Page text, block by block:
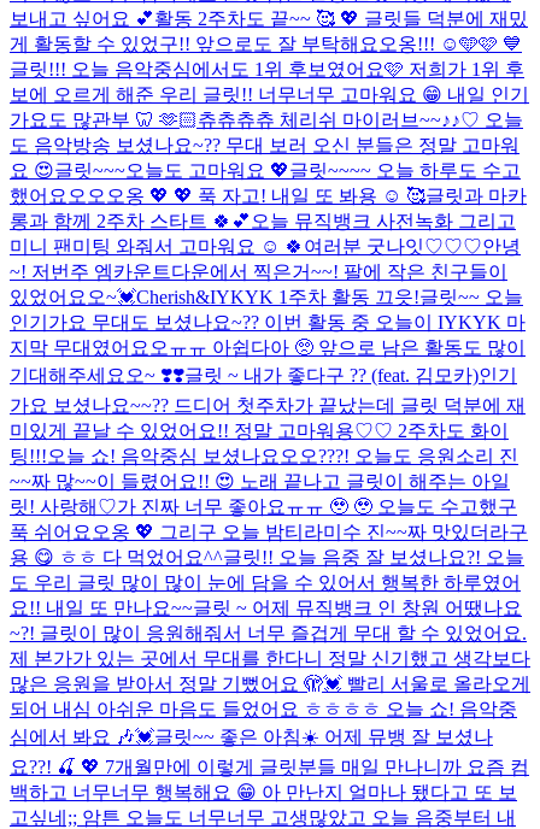
보내고 싶어요 💕활동 2주차도 끝~~ 🥰 💖 글릿들 덕분에 재밌
게 활동할 수 있었구!! 앞으로도 잘 부탁해요오옹!!! ☺️🩵🩷 💙
글릿!!! 오늘 음악중심에서도 1위 후보였어요🩷 저희가 1위 후
보에 오르게 해준 우리 글릿!! 너무너무 고마워요 😁 내일 인기
가요도 많관부 🦷 🫶🏻츄츄츄츄 체리쉬 마이러브~~♪♪♡ 오늘
도 음악방송 보셨나요~?? 무대 보러 오신 분들은 정말 고마워
요 😍글릿~~~오늘도 고마워요 💖글릿~~~~ 오늘 하루도 수고
했어요오오오옹 💖 💖 푹 자고! 내일 또 봐용 ☺️ 🥰글릿과 마카
롱과 함께 2주차 스타트 🍀💕 오늘 뮤직뱅크 사전녹화 그리고
미니 팬미팅 와줘서 고마워요 ☺️ 🍀 여러분 굿나잇♡♡♡안녕
~! 저번주 엠카운트다운에서 찍은거~~! 팔에 작은 친구들이
있었어요오~💓Cherish&IYKYK 1주차 활동 끄읏!글릿~~ 오늘
인기가요 무대도 보셨나요~?? 이번 활동 중 오늘이 IYKYK 마
지막 무대였어요오ㅠㅠ 아쉽다아 🥺 앞으로 남은 활동도 많이
기대해주세요오~ ❣️❣️글릿 ~ 내가 좋다구 ?? (feat. 김모카)인기
가요 보셨나요~~?? 드디어 첫주차가 끝났는데 글릿 덕분에 재
미있게 끝날 수 있었어요!! 정말 고마워용♡♡ 2주차도 화이
팅!!!오늘 쇼! 음악중심 보셨나요오오???! 오늘도 응원소리 진
~~짜 많~~이 들렸어요!! 😍 노래 끝나고 글릿이 해주는 아일
릿! 사랑해♡가 진짜 너무 좋아요ㅠㅠ 🥹 🥹 오늘도 수고했구
푹 쉬어요오옹 💖 그리구 오늘 밤티라미수 진~~짜 맛있더라구
용 😋 ㅎㅎ 다 먹었어요^^글릿!! 오늘 음중 잘 보셨나요?! 오늘
도 우리 글릿 많이 많이 눈에 담을 수 있어서 행복한 하루였어
요!! 내일 또 만나요~~글릿 ~ 어제 뮤직뱅크 인 창원 어땠나요
~?! 글릿이 많이 응원해줘서 너무 즐겁게 무대 할 수 있었어요.
제 본가가 있는 곳에서 무대를 한다니 정말 신기했고 생각보다
많은 응원을 받아서 정말 기뻤어요 🫣💓 빨리 서울로 올라오게
되어 내심 아쉬운 마음도 들었어요 ㅎㅎㅎㅎ 오늘 쇼! 음악중
심에서 봐요 🎶💓글릿~~ 좋은 아침☀️ 어제 뮤뱅 잘 보셨나
요??! 🍒 💖 7개월만에 이렇게 글릿분들 매일 만나니까 요즘 컴
백하고 너무너무 행복해요 😁 아 만난지 얼마나 됐다고 또 보
고싶네;; 암튼 오늘도 너무너무 고생많았고 오늘 음중부터 내